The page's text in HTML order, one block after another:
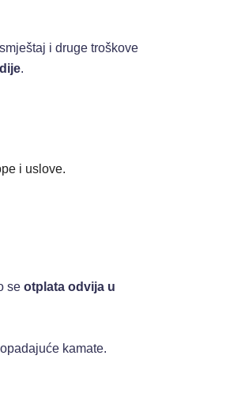
i druge troškove
.
i uslove.
se otplata odvija u
kamate.